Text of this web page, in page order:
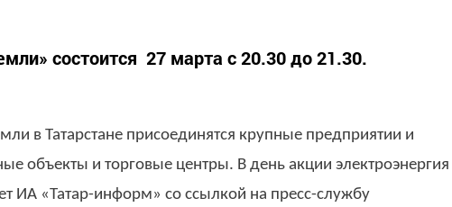
состоится 27 марта с 20.30 до 21.30.
в Татарстане присоединятся крупные предприятии и
объекты и торговые центры. В день акции электроэнергия
ИА «Татар-информ» со ссылкой на пресс-службу